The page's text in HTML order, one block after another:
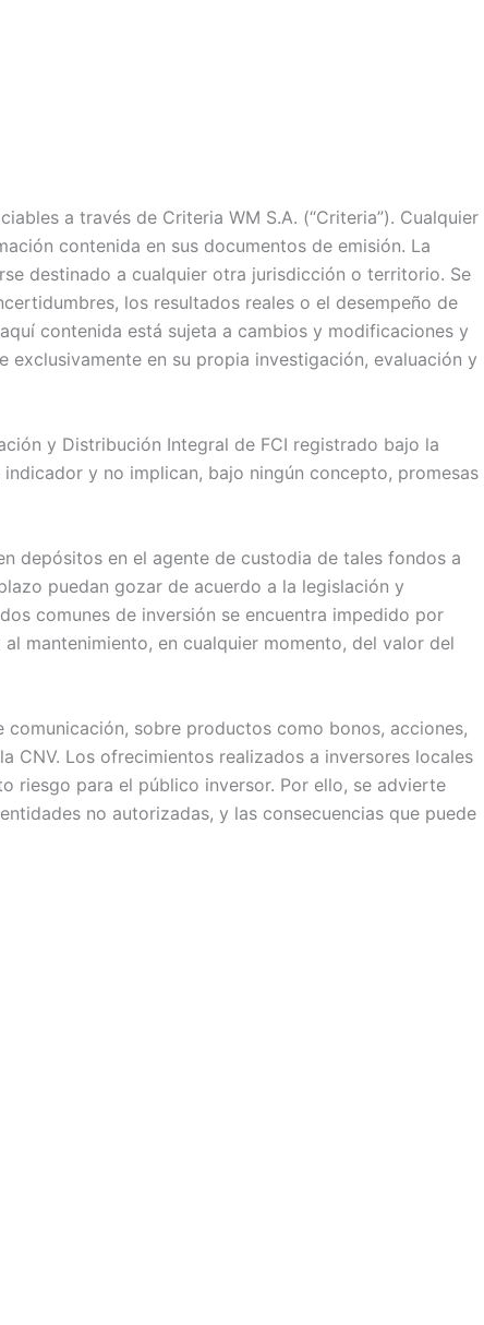
a través de Criteria WM S.A. (“Criteria”). Cualquier
contenida en sus documentos de emisión. La
destinado a cualquier otra jurisdicción o territorio. Se
los resultados reales o el desempeño de
contenida está sujeta a cambios y modificaciones y
en su propia investigación, evaluación y
y Distribución Integral de FCI registrado bajo la
y no implican, bajo ningún concepto, promesas
depósitos en el agente de custodia de tales fondos a
puedan gozar de acuerdo a la legislación y
comunes de inversión se encuentra impedido por
mantenimiento, en cualquier momento, del valor del
sobre productos como bonos, acciones,
Los ofrecimientos realizados a inversores locales
riesgo para el público inversor. Por ello, se advierte
no autorizadas, y las consecuencias que puede